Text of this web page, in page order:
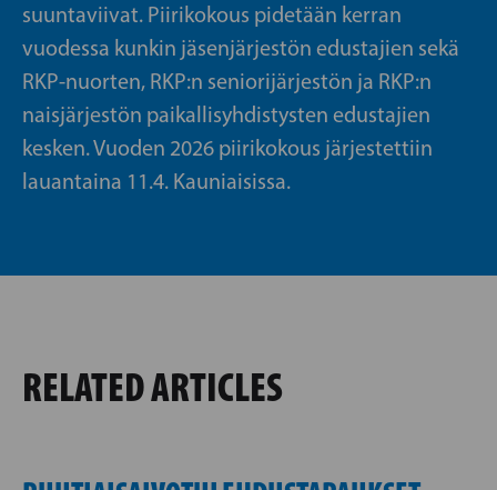
suuntaviivat. Piirikokous pidetään kerran
vuodessa kunkin jäsenjärjestön edustajien sekä
RKP-nuorten, RKP:n seniorijärjestön ja RKP:n
naisjärjestön paikallisyhdistysten edustajien
kesken. Vuoden 2026 piirikokous järjestettiin
lauantaina 11.4. Kauniaisissa.
RELATED ARTICLES